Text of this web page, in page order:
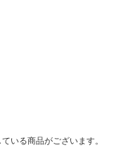
いる商品がございます。